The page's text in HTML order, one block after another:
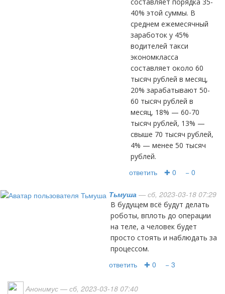
40% этой суммы. В
среднем ежемесячный
заработок у 45%
водителей такси
экономкласса
составляет около 60
тысяч рублей в месяц,
20% зарабатывают 50-
60 тысяч рублей в
месяц, 18% — 60-70
тысяч рублей, 13% —
свыше 70 тысяч рублей,
4% — менее 50 тысяч
рублей.
ответить ✚ 0 − 0
Тьмуша — сб, 2023-03-18 07:29
В будущем всё будут делать
роботы, вплоть до операции
на теле, а человек будет
просто стоять и наблюдать за
процессом.
ответить ✚ 0 − 3
Анонимус — сб, 2023-03-18 07:40